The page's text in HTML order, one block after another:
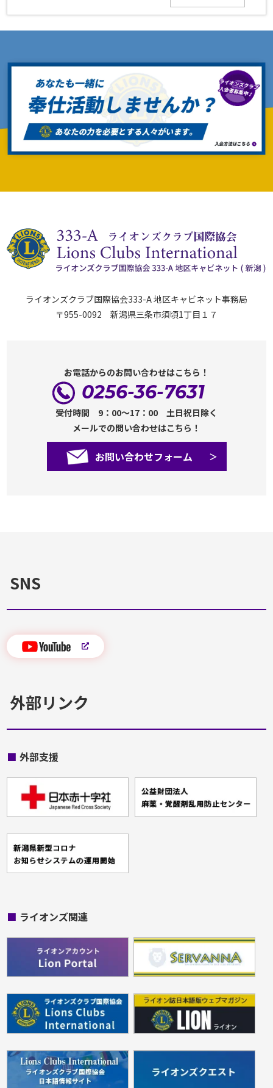
ライオンズクラブ国際協会333-A 地区キャビネット事務局
〒955-0092 新潟県三条市須頃1丁目１７
お電話からのお問い合わせはこちら！
0256-36-7631
受付時間 9：00～17：00 土日祝日除く
メールでの問い合わせはこちら！
お問い合わせフォーム
SNS
外部リンク
■ 外部支援
■ ライオンズ関連